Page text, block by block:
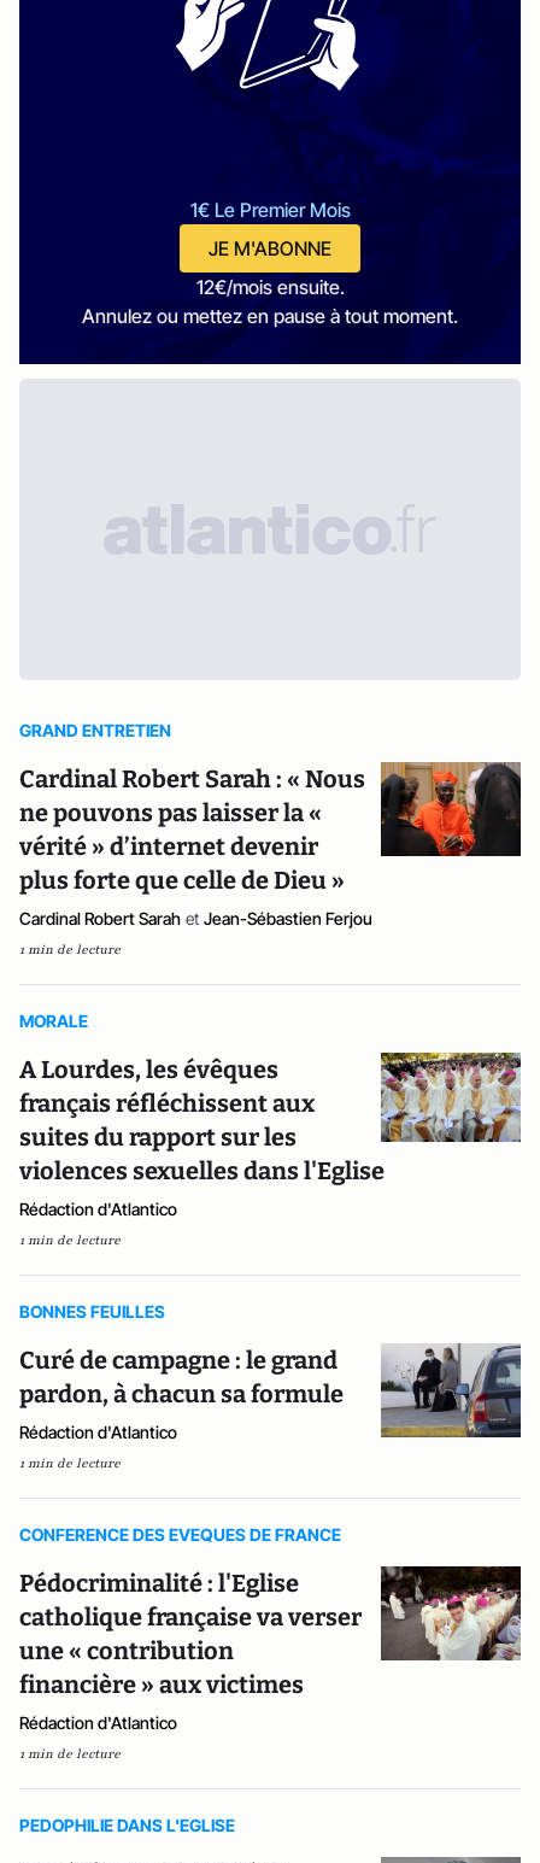
1€ Le Premier Mois
JE M'ABONNE
12€/mois ensuite.
Annulez ou mettez en pause à tout moment.
GRAND ENTRETIEN
Cardinal Robert Sarah : « Nous
ne pouvons pas laisser la «
vérité » d’internet devenir
plus forte que celle de Dieu »
Cardinal Robert Sarah et Jean-Sébastien Ferjou
1 min de lecture
MORALE
A Lourdes, les évêques
français réfléchissent aux
suites du rapport sur les
violences sexuelles dans l'Eglise
Rédaction d'Atlantico
1 min de lecture
BONNES FEUILLES
Curé de campagne : le grand
pardon, à chacun sa formule
Rédaction d'Atlantico
1 min de lecture
CONFERENCE DES EVEQUES DE FRANCE
Pédocriminalité : l'Eglise
catholique française va verser
une « contribution
financière » aux victimes
Rédaction d'Atlantico
1 min de lecture
PEDOPHILIE DANS L'EGLISE